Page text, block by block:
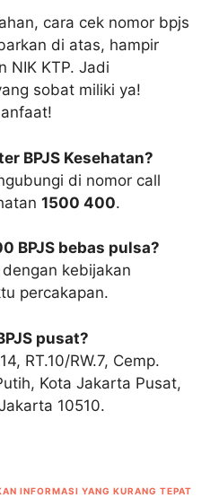
cara cek nomor bpjs
di atas, hampir
NIK KTP. Jadi
sobat miliki ya!
BPJS Kesehatan?
di nomor call
1500 400.
BPJS bebas pulsa?
kebijakan
percakapan.
pusat?
RT.10/RW.7, Cemp.
Kota Jakarta Pusat,
10510.
INFORMASI YANG KURANG TEPAT